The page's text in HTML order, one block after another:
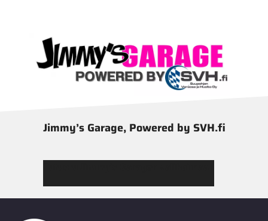
Jimmy’s Garage, Powered by SVH.fi